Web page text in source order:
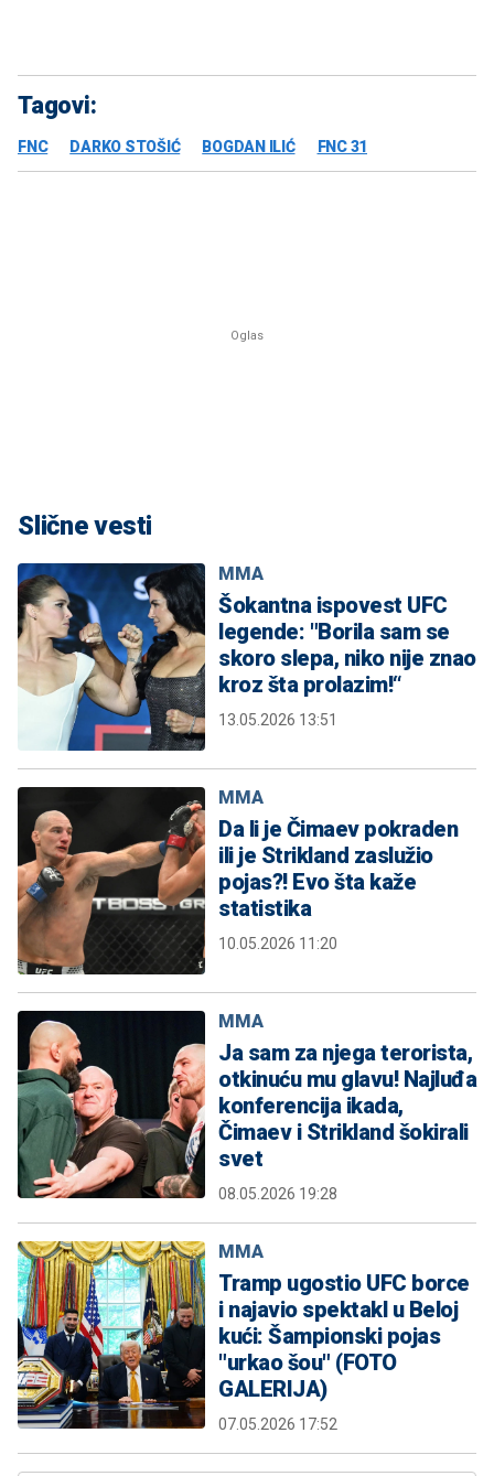
Tagovi:
FNC DARKO STOŠIĆ BOGDAN ILIĆ FNC 31
Slične vesti
MMA
Šokantna ispovest UFC
legende: "Borila sam se
skoro slepa, niko nije znao
kroz šta prolazim!“
13.05.2026 13:51
MMA
Da li je Čimaev pokraden
ili je Strikland zaslužio
pojas?! Evo šta kaže
statistika
10.05.2026 11:20
MMA
Ja sam za njega terorista,
otkinuću mu glavu! Najluđa
konferencija ikada,
Čimaev i Strikland šokirali
svet
08.05.2026 19:28
MMA
Tramp ugostio UFC borce
i najavio spektakl u Beloj
kući: Šampionski pojas
"urkao šou" (FOTO
GALERIJA)
07.05.2026 17:52